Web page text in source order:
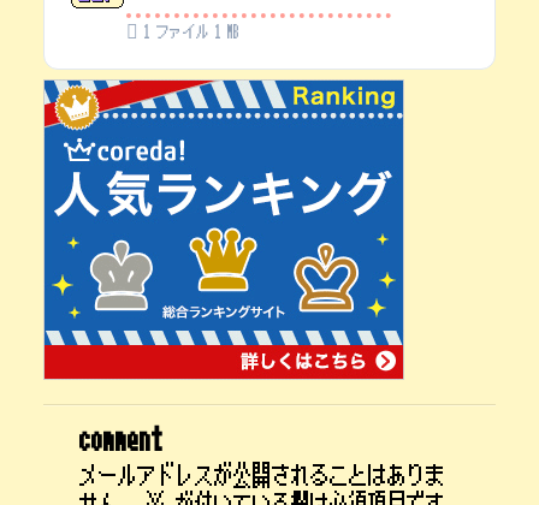
1 ファイル 1 MB
comment
メールアドレスが公開されることはありま